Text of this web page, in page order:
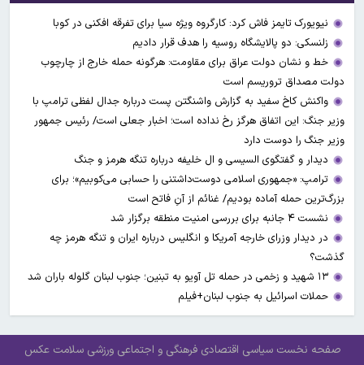
نیویورک تایمز فاش کرد: کارگروه ویژه سیا برای تفرقه افکنی در کوبا
زلنسکی: دو پالایشگاه روسیه را هدف قرار دادیم
خط و نشان دولت عراق برای مقاومت: هرگونه حمله خارج از چارچوب
دولت مصداق تروریسم است
واکنش کاخ سفید به گزارش واشنگتن پست درباره جدال لفظی ترامپ با
وزیر جنگ: این اتفاق هرگز رخ نداده است؛ اخبار جعلی است/ رئیس جمهور
وزیر جنگ را دوست دارد
دیدار و گفتگوی السیسی و ال خلیفه درباره تنگه هرمز و جنگ
ترامپ: «جمهوری اسلامی دوست‌داشتنی را حسابی می‌کوبیم»؛ برای
بزرگ‌ترین حمله آماده بودیم/ غنائم از آنِ فاتح است
نشست ۴ جانبه برای بررسی امنیت منطقه برگزار شد
در دیدار وزرای خارجه آمریکا و انگلیس درباره ایران و تنگه هرمز چه
گذشت؟
۱۳ شهید و زخمی در حمله تل آویو به تبنین؛ جنوب لبنان گلوله باران شد
حملات اسرائیل به جنوب لبنان+فیلم
صفحه نخست سیاسی اقتصادی فرهنگی و اجتماعی ورزشی سلامت عکس